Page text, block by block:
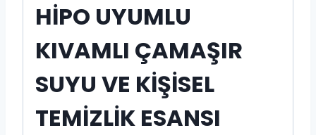
HİPO UYUMLU
KIVAMLI ÇAMAŞIR
SUYU VE KİŞİSEL
TEMİZLİK ESANSI